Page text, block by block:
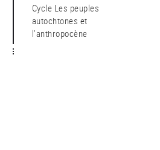
Cycle Les peuples
autochtones et
l’anthropocène